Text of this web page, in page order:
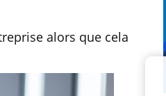
alors que cela